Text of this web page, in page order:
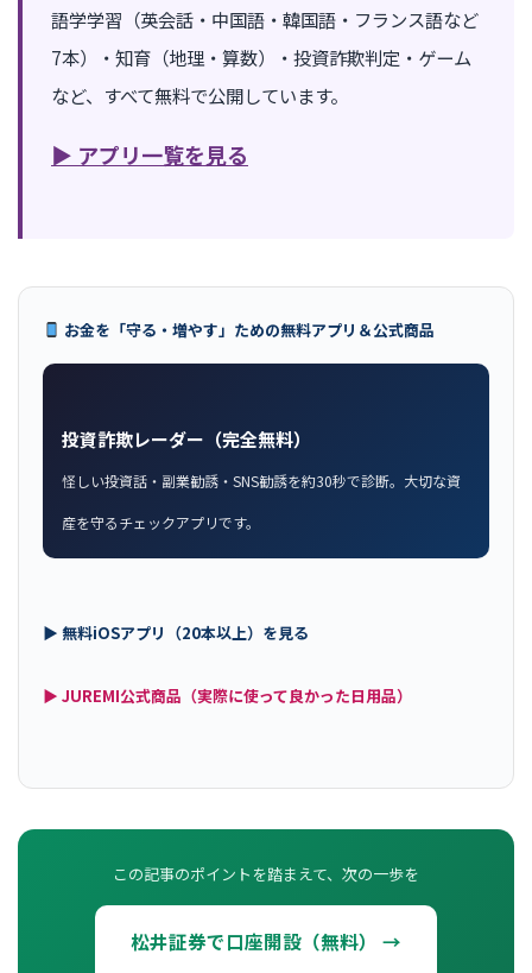
語学学習（英会話・中国語・韓国語・フランス語など
7本）・知育（地理・算数）・投資詐欺判定・ゲーム
など、すべて無料で公開しています。
▶ アプリ一覧を見る
お金を「守る・増やす」ための無料アプリ＆公式商品
投資詐欺レーダー（完全無料）
怪しい投資話・副業勧誘・SNS勧誘を約30秒で診断。大切な資
産を守るチェックアプリです。
▶ 無料iOSアプリ（20本以上）を見る
▶ JUREMI公式商品（実際に使って良かった日用品）
この記事のポイントを踏まえて、次の一歩を
松井証券で口座開設（無料） →